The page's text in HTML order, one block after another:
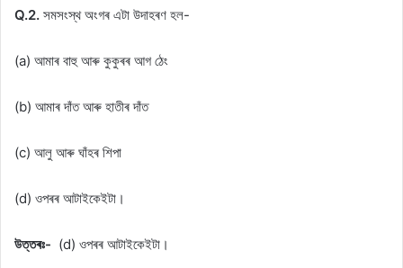
Q.2. সমসংস্থ অংগৰ এটা উদাহৰণ হল-
(a) আমাৰ বাহু আৰু কুকুৰৰ আগ ঠেং
(b) আমাৰ দাঁত আৰু হাতীৰ দাঁত
(c) আলু আৰু ঘাঁহৰ শিপা
(d) ওপৰৰ আটাইকেইটা।
উত্তৰঃ- (d) ওপৰৰ আটাইকেইটা।